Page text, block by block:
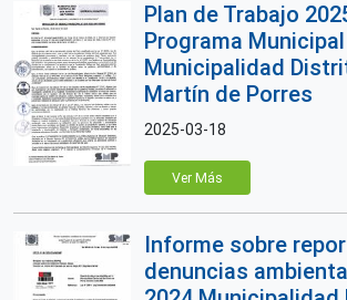
Plan de Trabajo
Programa Municipal
Municipalidad
Martín de Porres
2025-03-18
Ver Más
Informe sobre
denuncias